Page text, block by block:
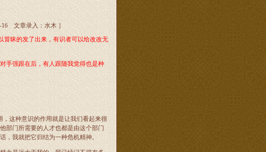
16 文章录入： 水木 ］
冒昧的发了出来，有识者可以给改改无
手强跟在后，有人跟随我觉得也是种
这种意识的作用就是让我们看起来很
部门所需要的人才也都是由这个部门
，我就把它归结为一种危机精神。